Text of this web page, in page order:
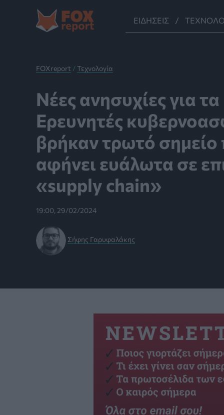
Μετάβαση
περιεχόμενο
ΕΙΔΉΣΕΙΣ
FOXreport /Τεχνολογία
Νέες ανησυχίες για
Ερευνητές
βρήκαν τρωτό σημείο
αφήνει ευάλωτα σε
«supply chain»
19:00, 29/02/2024
Σήφης Γαρυφαλάκης